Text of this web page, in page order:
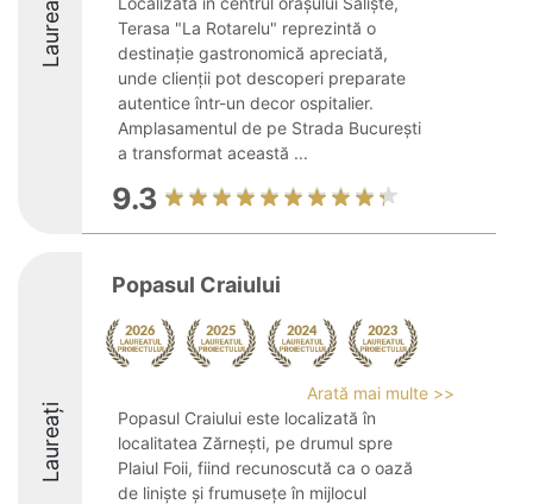
Laureați
Terasa "La Rotarelu" reprezintă o
destinație gastronomică apreciată,
unde clienții pot descoperi preparate
autentice într-un decor ospitalier.
Amplasamentul de pe Strada București
a transformat această ...
9.3
Laureați
Popasul Craiului
Arată mai multe >>
Popasul Craiului este localizată în
localitatea Zărnești, pe drumul spre
Plaiul Foii, fiind recunoscută ca o oază
de liniște și frumusețe în mijlocul